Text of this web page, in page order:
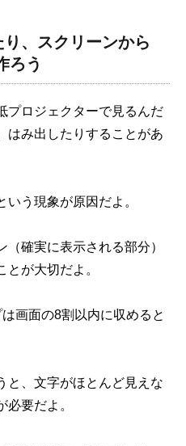
、スクリーンから
ろう
プロジェクターで見るんだ
はみ出したりすることがあ
う現象が原因だよ。
確実に表示される部分）
とが大切だよ。
画面の8割以内に収めると
と、文字がほとんど見えな
必要だよ。